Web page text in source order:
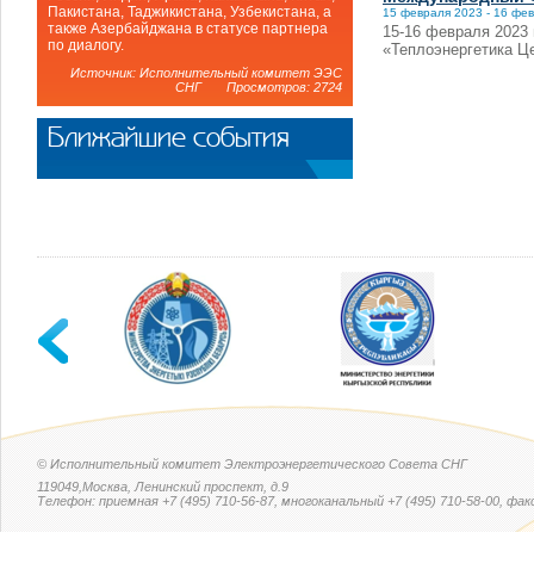
15 февраля 2023 - 16
15-16 февраля 2023
«Теплоэнергетика
Пакистана, Таджикистана, Узбекистана, а
также Азербайджана в статусе партнера
по диалогу.
Источник: Исполнительный комитет ЭЭС
СНГ Просмотров: 2724
Ближайшие события
© Исполнительный комитет Электроэнергетического Совета СНГ
119049,Москва, Ленинский проспект, д.9
Телефон: приемная +7 (495) 710-56-87, многоканальный +7 (495) 710-58-00,